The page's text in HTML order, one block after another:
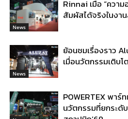
News
Rinnai เมื่อ “ควา
สัมผัสได้จริงในงา
News
ย้อนชมเรื่องราว
เมื่อนวัตกรรมเติบ
POWERTEX พาร์
นวัตกรรมที่ยกระดั